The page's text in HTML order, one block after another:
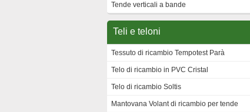
Tende verticali a bande
Teli e teloni
Tessuto di ricambio Tempotest Parà
Telo di ricambio in PVC Cristal
Telo di ricambio Soltis
Mantovana Volant di ricambio per tende